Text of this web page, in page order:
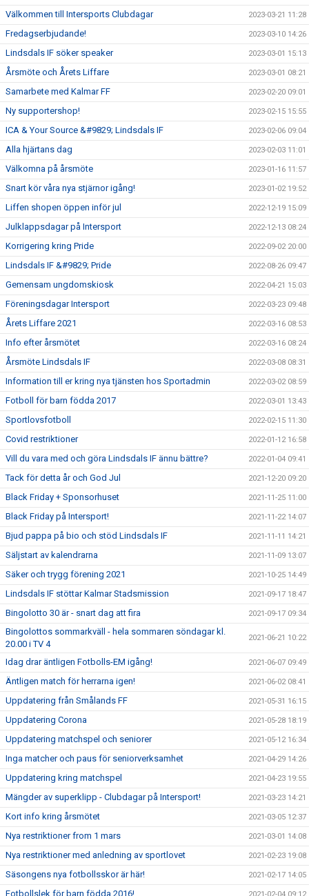
Välkommen till Intersports Clubdagar 2023-03-21 11:28
Fredagserbjudande! 2023-03-10 14:26
Lindsdals IF söker speaker 2023-03-01 15:13
Årsmöte och Årets Liffare 2023-03-01 08:21
Samarbete med Kalmar FF 2023-02-20 09:01
Ny supportershop! 2023-02-15 15:55
ICA & Your Source &#9829; Lindsdals IF 2023-02-06 09:04
Alla hjärtans dag 2023-02-03 11:01
Välkomna på årsmöte 2023-01-16 11:57
Snart kör våra nya stjärnor igång! 2023-01-02 19:52
Liffen shopen öppen inför jul 2022-12-19 15:09
Julklappsdagar på Intersport 2022-12-13 08:24
Korrigering kring Pride 2022-09-02 20:00
Lindsdals IF &#9829; Pride 2022-08-26 09:47
Gemensam ungdomskiosk 2022-04-21 15:03
Föreningsdagar Intersport 2022-03-23 09:48
Årets Liffare 2021 2022-03-16 08:53
Info efter årsmötet 2022-03-16 08:24
Årsmöte Lindsdals IF 2022-03-08 08:31
Information till er kring nya tjänsten hos Sportadmin 2022-03-02 08:59
Fotboll för barn födda 2017 2022-03-01 13:43
Sportlovsfotboll 2022-02-15 11:30
Covid restriktioner 2022-01-12 16:58
Vill du vara med och göra Lindsdals IF ännu bättre? 2022-01-04 09:41
Tack för detta år och God Jul 2021-12-20 09:20
Black Friday + Sponsorhuset 2021-11-25 11:00
Black Friday på Intersport! 2021-11-22 14:07
Bjud pappa på bio och stöd Lindsdals IF 2021-11-11 14:21
Säljstart av kalendrarna 2021-11-09 13:07
Säker och trygg förening 2021 2021-10-25 14:49
Lindsdals IF stöttar Kalmar Stadsmission 2021-09-17 18:47
Bingolotto 30 är - snart dag att fira 2021-09-17 09:34
Bingolottos sommarkväll - hela sommaren söndagar kl.
20.00 i TV 4
2021-06-21 10:22
Idag drar äntligen Fotbolls-EM igång! 2021-06-07 09:49
Äntligen match för herrarna igen! 2021-06-02 08:41
Uppdatering från Smålands FF 2021-05-31 16:15
Uppdatering Corona 2021-05-28 18:19
Uppdatering matchspel och seniorer 2021-05-12 16:34
Inga matcher och paus för seniorverksamhet 2021-04-29 14:26
Uppdatering kring matchspel 2021-04-23 19:55
Mängder av superklipp - Clubdagar på Intersport! 2021-03-23 14:21
Kort info kring årsmötet 2021-03-05 12:37
Nya restriktioner from 1 mars 2021-03-01 14:08
Nya restriktioner med anledning av sportlovet 2021-02-23 19:08
Säsongens nya fotbollsskor är här! 2021-02-17 14:05
Fotbollslek för barn födda 2016!